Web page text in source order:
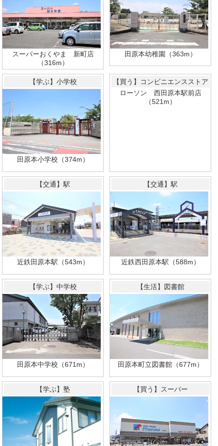
スーパーおくやま 新町店
（316m）
田原本幼稚園（363m）
【学ぶ】小学校
田原本小学校（374m）
【買う】コンビニエンスストア
ローソン 西田原本駅前店
（521m）
【交通】駅
近鉄田原本駅（543m）
【交通】駅
近鉄西田原本駅（588m）
【学ぶ】中学校
田原本中学校（671m）
【生活】図書館
田原本町立図書館（677m）
【学ぶ】塾 【買う】スーパー